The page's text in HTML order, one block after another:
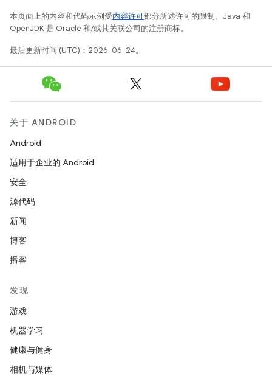
本页面上的内容和代码示例受内容许可部分所述许可的限制。Java 和
OpenJDK 是 Oracle 和/或其关联公司的注册商标。
最后更新时间 (UTC)：2026-06-24。
关于 ANDROID
Android
适用于企业的 Android
安全
源代码
新闻
博客
播客
发现
游戏
机器学习
健康与健身
相机与媒体